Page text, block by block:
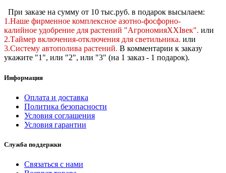
При заказе на сумму от 10 тыс.руб. в подарок высылаем:
1.Наше фирменное комплексное азотно-фосфорно-
калийное удобрение для растений "АгрономияXXIвек". или
2.Таймер включения-отключения для светильника. или
3.Систему автополива растений. В комментарии к заказу
укажите "1", или "2", или "3" (на 1 заказ - 1 подарок).
Информация
Оплата и доставка
Политика безопасности
Условия соглашения
Условия гарантии
Служба поддержки
Связаться с нами